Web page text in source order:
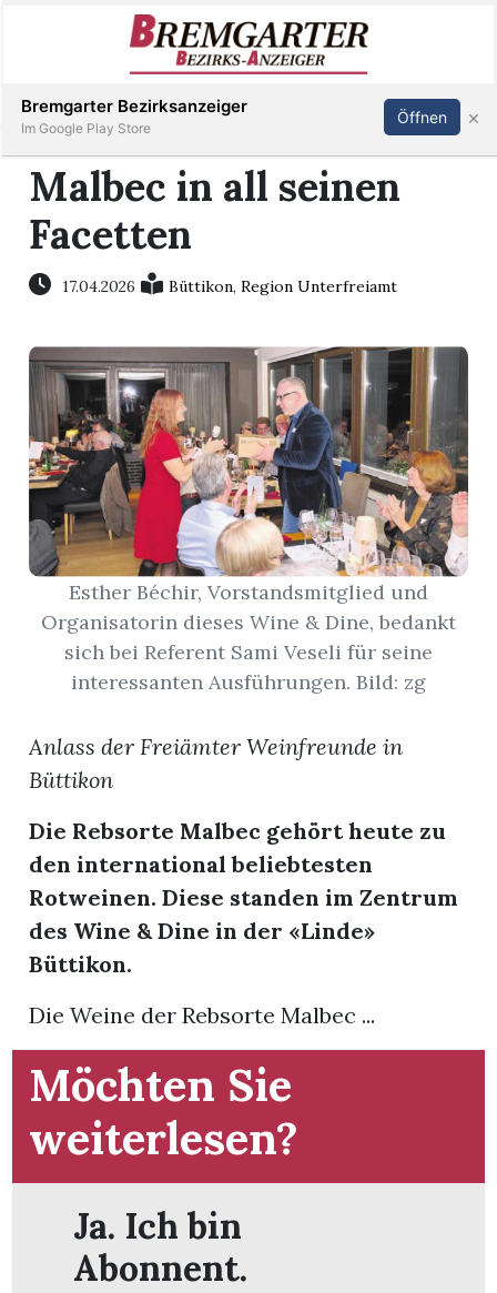
Immobilien
Veranstaltungen
Stellen
E-
Paper
Newsletter
App
Inserieren Abonnieren Anmelden
Malbec in all seinen
Facetten
17.04.2026 Büttikon,Region Unterfreiamt
Esther Béchir, Vorstandsmitglied und
Organisatorin dieses Wine & Dine, bedankt
sich bei Referent Sami Veseli für seine
interessanten Ausführungen. Bild: zg
Anlass der Freiämter Weinfreunde in
Büttikon
Die Rebsorte Malbec gehört heute zu
den international beliebtesten
Rotweinen. Diese standen im Zentrum
des Wine & Dine in der «Linde»
Büttikon.
Die Weine der Rebsorte Malbec ...
Möchten Sie
weiterlesen?
Ja. Ich bin
Abonnent.
Bremgarter Bezirksanzeiger
Im Google Play Store
Öffnen ×